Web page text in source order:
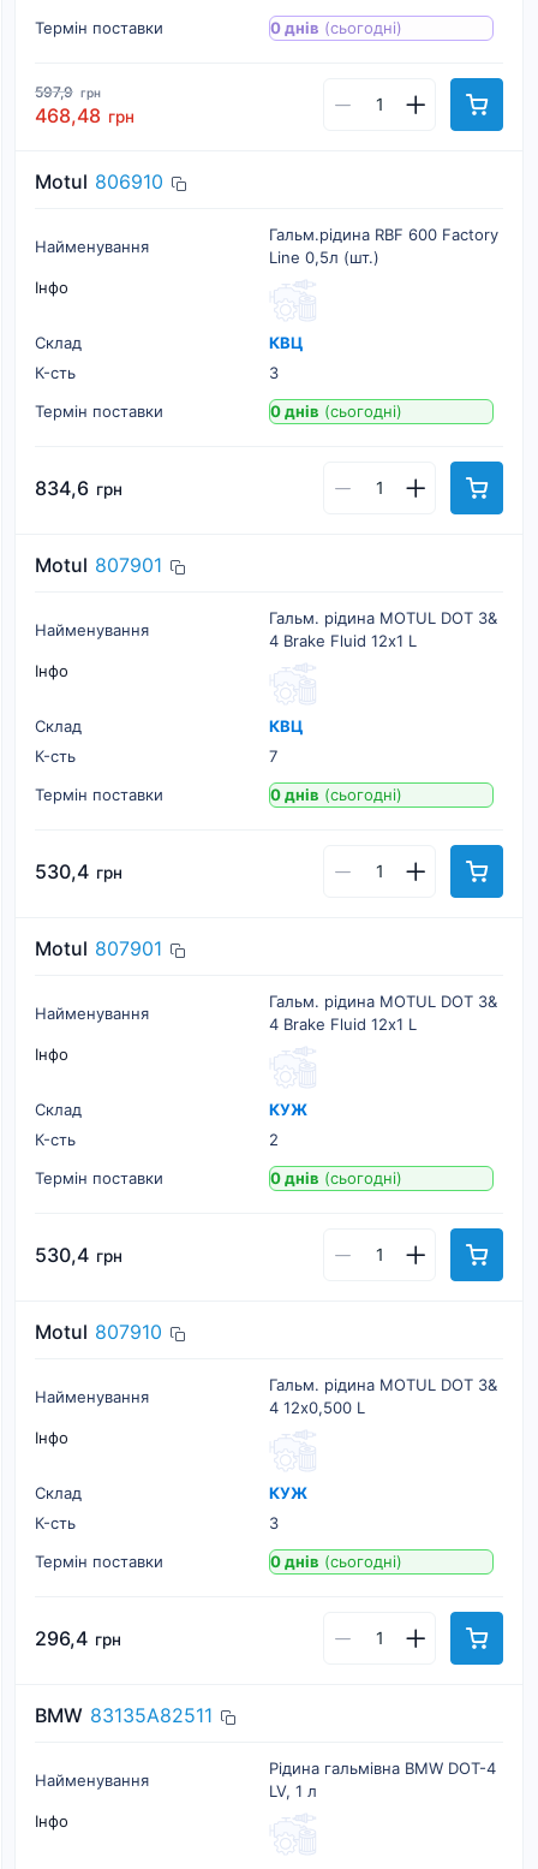
Термін поставки
0 днів (сьогодні)
597,9 грн
468,48 грн
Motul 806910
Найменування
Гальм.рідина RBF 600 Factory
Line 0,5л (шт.)
Інфо
Склад
КВЦ
К-cть
3
Термін поставки
0 днів (сьогодні)
834,6 грн
Motul 807901
Найменування
Гальм. рідина MOTUL DOT 3&
4 Brake Fluid 12х1 L
Інфо
Склад
КВЦ
К-cть
7
Термін поставки
0 днів (сьогодні)
530,4 грн
Motul 807901
Найменування
Гальм. рідина MOTUL DOT 3&
4 Brake Fluid 12х1 L
Інфо
Склад
КУЖ
К-cть
2
Термін поставки
0 днів (сьогодні)
530,4 грн
Motul 807910
Найменування
Гальм. рідина MOTUL DOT 3&
4 12х0,500 L
Інфо
Склад
КУЖ
К-cть
3
Термін поставки
0 днів (сьогодні)
296,4 грн
BMW 83135A82511
Найменування
Рідина гальмівна BMW DOT-4
LV, 1 л
Інфо